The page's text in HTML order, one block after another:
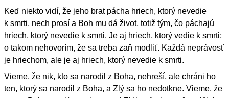
Keď niekto vidí, že jeho brat pácha hriech, ktorý nevedie
k smrti, nech prosí a Boh mu dá život, totiž tým, čo páchajú
hriech, ktorý nevedie k smrti. Je aj hriech, ktorý vedie k smrti;
o takom nehovorím, že sa treba zaň modliť. Každá neprávosť
je hriechom, ale je aj hriech, ktorý nevedie k smrti.
Vieme, že nik, kto sa narodil z Boha, nehreší, ale chráni ho
ten, ktorý sa narodil z Boha, a Zlý sa ho nedotkne. Vieme, že